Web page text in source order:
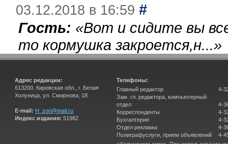
03.12.2018 в 16:59 #
Гость: «Вот и сидите вы
то кормушка закроется,н...»
Адрес редакции:
613200, Кировская обл., г. Белая
Холуница, ул. Смирнова, 18
E-mail: H_zori@mail.ru
Индекс издания: 51982
Телефоны:
Главный редактор
Зам. гл. редактора, компьютерный
отдел
Корреспонденты
Бухгалтерия
Отдел рекламы
Полиграфуслуги, прием объявлений
4-
4-
4-
4-
4-
4-